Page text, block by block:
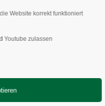
Ihren
identifiziert
Website korrekt funktioniert
Youtube zulassen